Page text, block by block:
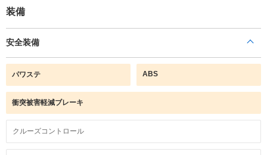
装備
安全装備
パワステ ABS
衝突被害軽減ブレーキ
クルーズコントロール